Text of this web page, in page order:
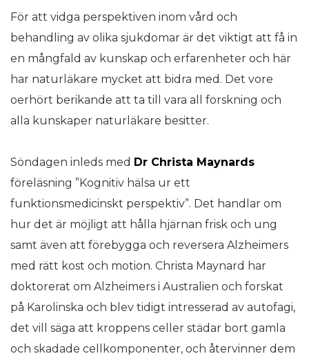
För att vidga perspektiven inom vård och
behandling av olika sjukdomar är det viktigt att få in
en mångfald av kunskap och erfarenheter och här
har naturläkare mycket att bidra med. Det vore
oerhört berikande att ta till vara all forskning och
alla kunskaper naturläkare besitter.
Söndagen inleds med Dr Christa Maynards
föreläsning ”Kognitiv hälsa ur ett
funktionsmedicinskt perspektiv”. Det handlar om
hur det är möjligt att hålla hjärnan frisk och ung
samt även att förebygga och reversera Alzheimers
med rätt kost och motion. Christa Maynard har
doktorerat om Alzheimers i Australien och forskat
på Karolinska och blev tidigt intresserad av autofagi,
det vill säga att kroppens celler städar bort gamla
och skadade cellkomponenter, och återvinner dem